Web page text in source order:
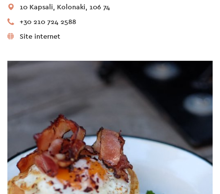
10 Kapsali, Kolonaki, 106 74
+30 210 724 2588
Site internet